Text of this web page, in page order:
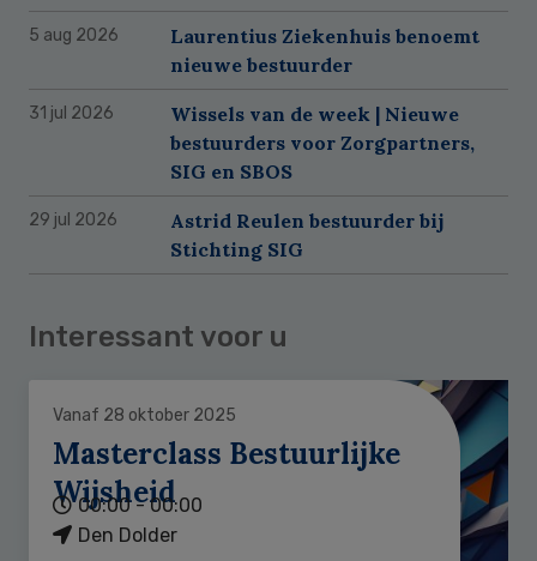
5 aug 2026
Laurentius Ziekenhuis benoemt
nieuwe bestuurder
31 jul 2026
Wissels van de week | Nieuwe
bestuurders voor Zorgpartners,
SIG en SBOS
29 jul 2026
Astrid Reulen bestuurder bij
Stichting SIG
Interessant voor u
Vanaf 28 oktober 2025
Masterclass Bestuurlijke
Wijsheid
00:00 - 00:00
Den Dolder